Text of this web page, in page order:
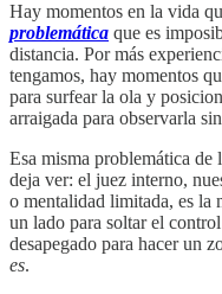
Hay momentos en la vida
problemática que es
distancia. Por más
tengamos, hay momentos
para surfear la ola y
arraigada para observarla
Esa misma problemática de
deja ver: el juez interno,
o mentalidad limitada, es la
un lado para soltar el
desapegado para hacer un
es.